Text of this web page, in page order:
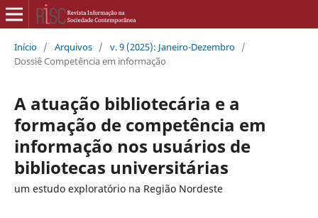
Início / Arquivos / v. 9 (2025): Janeiro-Dezembro /
Dossiê Competência em informação
A atuação bibliotecária e a
formação de competência em
informação nos usuários de
bibliotecas universitárias
um estudo exploratório na Região Nordeste